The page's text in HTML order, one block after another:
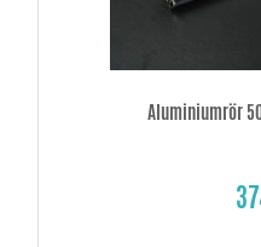
Aluminiumrör